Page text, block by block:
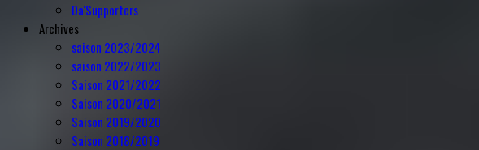
Da'Supporters
Archives
saison 2023/2024
saison 2022/2023
Saison 2021/2022
Saison 2020/2021
Saison 2019/2020
Saison 2018/2019